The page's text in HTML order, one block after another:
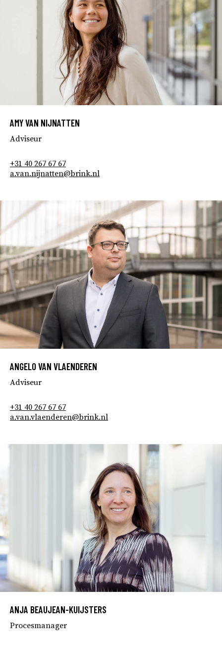
AMY VAN NIJNATTEN
Adviseur
+31 40 267 67 67
a.van.nijnatten@brink.nl
ANGELO VAN VLAENDEREN
Adviseur
+31 40 267 67 67
a.van.vlaenderen@brink.nl
ANJA BEAUJEAN-KUIJSTERS
Procesmanager